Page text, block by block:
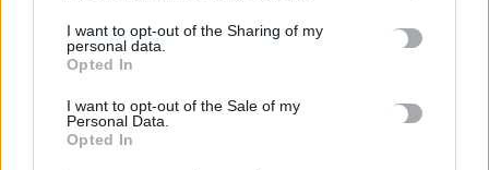
I want to opt-out of the Sharing of my
personal data.
Opted In
I want to opt-out of the Sale of my
Personal Data.
Opted In
Ηράκλειο: Μία σύλληψη για την έκρηξη στον φούρνο στη
6 Αυγούστου, 2026